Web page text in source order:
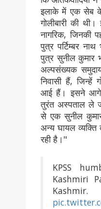
इलाके में एक सेब के
गोलीबारी की
नागरिक, जिनकी
पुत्र पर्टिम्बर
पुत्र सुनील कुमार
अल्पसंख्यक
निवासी हैं, जिन्हें
आई हैं। इसने आगे
तुरंत अस्पताल ले
से एक सुनील
अन्य घायल व्यक्ति
रही है।"
KPSS
Kashmiri
Kashmir.